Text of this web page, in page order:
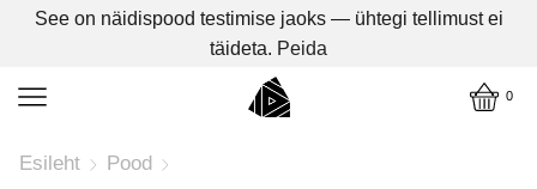
See on näidispood testimise jaoks — ühtegi tellimust ei
täideta. Peida
0
Esileht Pood